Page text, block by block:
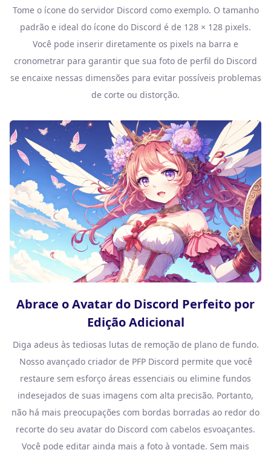
Tome o ícone do servidor Discord como exemplo. O tamanho
padrão e ideal do ícone do Discord é de 128 × 128 pixels.
Você pode inserir diretamente os pixels na barra e
cronometrar para garantir que sua foto de perfil do Discord
se encaixe nessas dimensões para evitar possíveis problemas
de corte ou distorção.
Abrace o Avatar do Discord Perfeito por
Edição Adicional
Diga adeus às tediosas lutas de remoção de plano de fundo.
Nosso avançado criador de PFP Discord permite que você
restaure sem esforço áreas essenciais ou elimine fundos
indesejados de suas imagens com alta precisão. Portanto,
não há mais preocupações com bordas borradas ao redor do
recorte do seu avatar do Discord com cabelos esvoaçantes.
Você pode editar ainda mais a foto à vontade. Sem mais